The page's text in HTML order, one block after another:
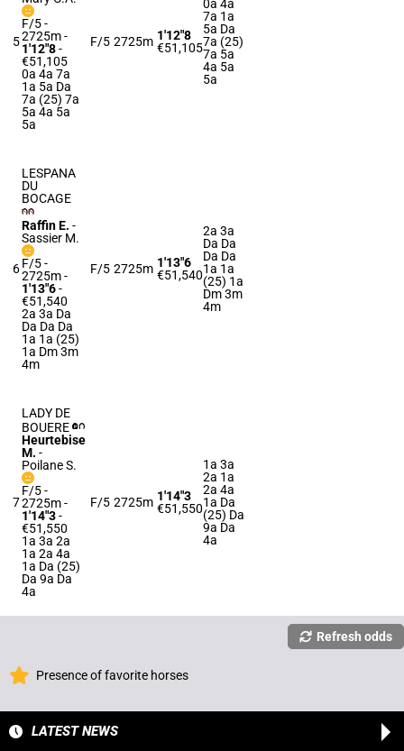
5
F/5 -
2725m-
1'12"8-
€51,105
0a 4a 7a
1a 5a Da
7a (25) 7a
5a 4a 5a
5a
F/5 2725m 1'12"8
€51,105
0a 4a
7a 1a
5a Da
7a (25)
7a 5a
4a 5a
5a
6
LESPANA
DU
BOCAGE
Raffin E. -
Sassier M.
F/5 -
2725m-
1'13"6-
€51,540
2a 3a Da
Da Da Da
1a 1a (25)
1a Dm 3m
4m
F/5 2725m 1'13"6
€51,540
2a 3a
Da Da
Da Da
1a 1a
(25) 1a
Dm 3m
4m
7
LADY DE
BOUERE
Heurtebise
M. -
Poilane S.
F/5 -
2725m-
1'14"3-
€51,550
1a 3a 2a
1a 2a 4a
1a Da (25)
Da 9a Da
4a
F/5 2725m 1'14"3
€51,550
1a 3a
2a 1a
2a 4a
1a Da
(25) Da
9a Da
4a
Refresh odds
Presence of favorite horses
LATEST NEWS